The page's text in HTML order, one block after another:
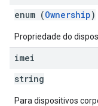
enum (Ownership)
Propriedade do
imei
string
Para dispositivos